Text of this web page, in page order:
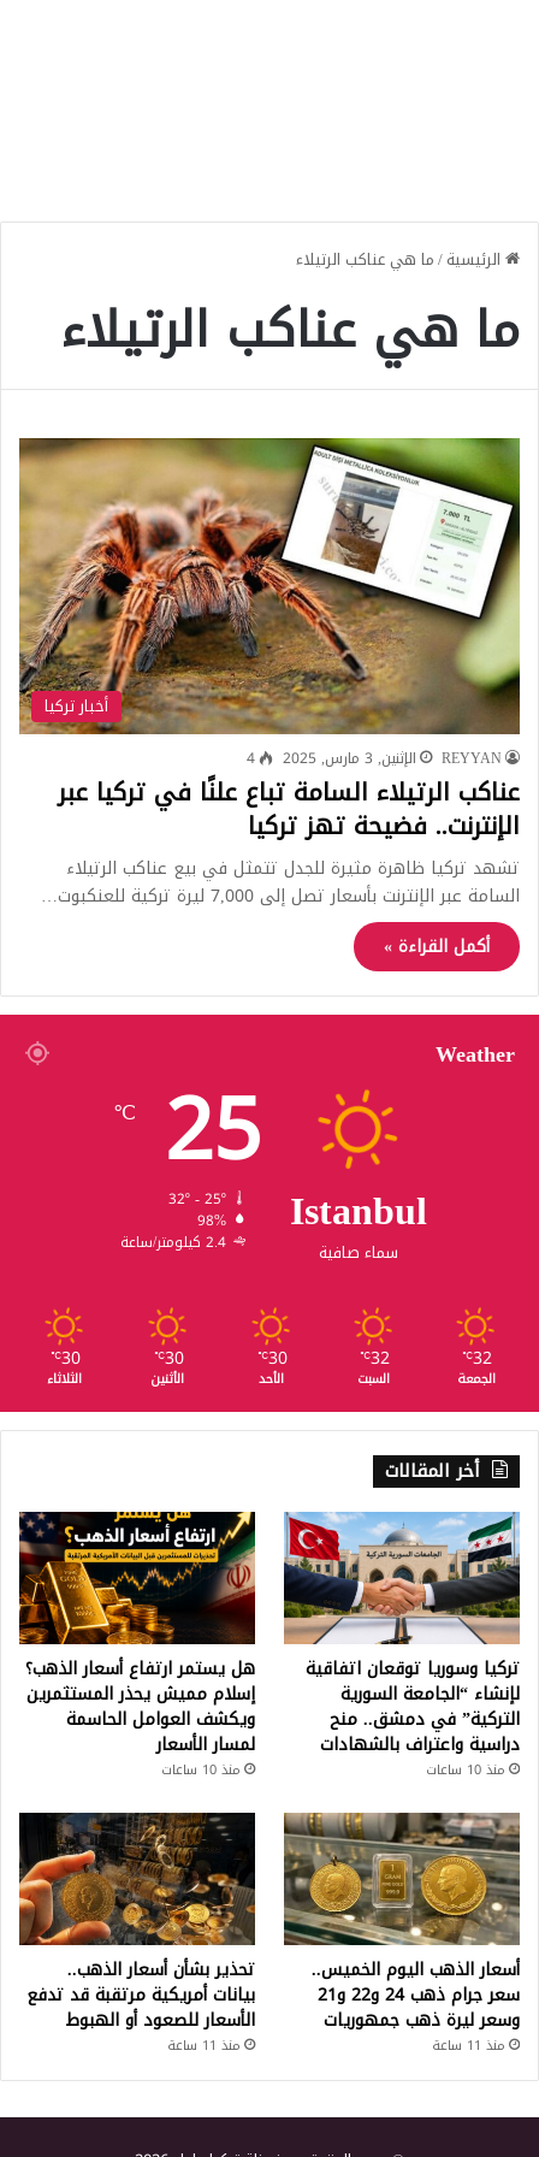
الرئيسية/ما هي عناكب الرتيلاء
ما هي عناكب الرتيلاء
أخبار تركيا
REYYAN الإثنين, 3 مارس, 2025 4
عناكب الرتيلاء السامة تباع علنًا في تركيا عبر
الإنترنت.. فضيحة تهز تركيا
تشهد تركيا ظاهرة مثيرة للجدل تتمثل في بيع عناكب الرتيلاء
السامة عبر الإنترنت بأسعار تصل إلى 7,000 ليرة تركية للعنكبوت…
أكمل القراءة »
Weather
Istanbul
سماء صافية
25
℃
32º - 25º
98%
2.4 كيلومتر/ساعة
32
℃
الجمعة
32
℃
السبت
30
℃
الأحد
30
℃
الأثنين
30
℃
الثلاثاء
أخر المقالات
تركيا وسوريا توقعان اتفاقية
لإنشاء “الجامعة السورية
التركية” في دمشق.. منح
دراسية واعتراف بالشهادات
منذ 10 ساعات
هل يستمر ارتفاع أسعار الذهب؟
إسلام مميش يحذر المستثمرين
ويكشف العوامل الحاسمة
لمسار الأسعار
منذ 10 ساعات
أسعار الذهب اليوم الخميس..
سعر جرام ذهب 24 و22 و21
وسعر ليرة ذهب جمهوريات
منذ 11 ساعة
تحذير بشأن أسعار الذهب..
بيانات أمريكية مرتقبة قد تدفع
الأسعار للصعود أو الهبوط
منذ 11 ساعة